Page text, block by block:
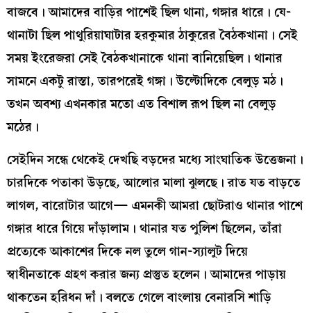
বাজবে। আমাদের বাড়ির পাশেই ছিল থানা, গঙ্গার ধারে। যে-
থানাটা ছিল পাথুরিয়াঘাটার হরকুমার ঠাকুরের বৈঠকখানা। সেই
সময় ইংরেজরা সেই বৈঠকখানাকে থানা বানিয়েছিল। থানার
সামনে একটু রাস্তা, তারপরেই গঙ্গা। উল্টোদিকে বেলুড় মঠ।
তখন অবশ্য এখনকার মতো এত বিশাল রূপ ছিল না বেলুড়
মঠের।
সেইদিন সন্ধে থেকেই দেখছি বড়দের মধ্যে সাংঘাতিক উত্তেজনা।
চারদিকে পতাকা উড়ছে, আলোর মালা ঝুলছে। রাত যত বাড়তে
লাগল, বারোটার আগে— এমনকী আমরা ছোটরাও থানার পাশে
গঙ্গার ধারে গিয়ে দাঁড়ালাম। থানার যত পুলিশ ছিলেন, তাঁরা
প্রত্যেকে আকাশের দিকে নল তুলে গান-স্যালুট দিয়ে
স্বাধীনতাকে গ্রহণ করার জন্য প্রস্তুত হলেন। আমাদের পাড়ায়
থাকতেন হরিধন দাঁ। বলতে গেলে বাংলায় বেনারসি শাড়ি